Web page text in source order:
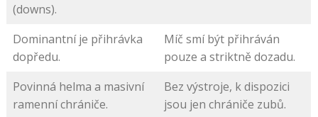
(downs).
Dominantní je přihrávka
dopředu.
Míč smí být přihráván
pouze a striktně dozadu.
Povinná helma a masivní
ramenní chrániče.
Bez výstroje, k dispozici
jsou jen chrániče zubů.